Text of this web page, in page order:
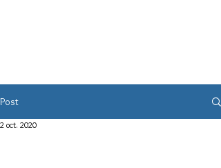
Post
2 oct. 2020